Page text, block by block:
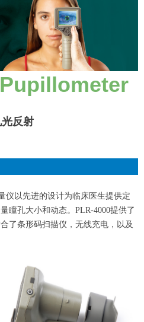
Pupillometer
反射
仪以先进的设计为临床医生提供定
瞳孔大小和动态。PLR-4000提供了
了条形码扫描仪，无线充电，以及